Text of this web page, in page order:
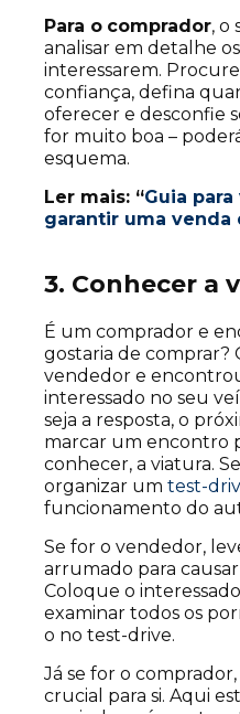
Para o comprador, o
analisar em detalhe
interessarem.
confiança, defina
oferecer e desconfie
for muito boa –
esquema.
Ler mais: “Guia
garantir uma venda
3. Conhecer a
É um comprador e
gostaria de comprar?
vendedor e
interessado no seu
seja a resposta, o
marcar um encontro
conhecer, a viatura.
organizar um test-
funcionamento do
Se for o vendedor,
arrumado para
Coloque o
examinar todos os
o no test-drive.
Já se for o
crucial para si. Aqui